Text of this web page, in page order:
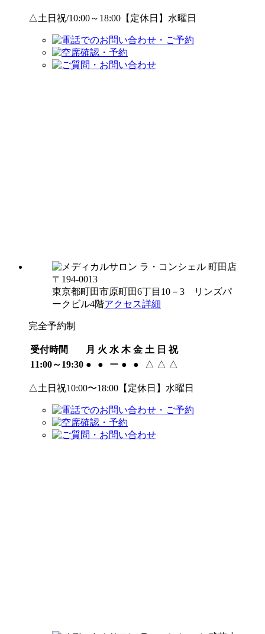
△土日祝/10:00～18:00【定休日】水曜日
〒194-0013
東京都町田市原町田6丁目10－3 リンズパ
ークビル4階アクセス詳細
完全予約制
受付時間 月 火 水 木 金 土 日 祝
11:00～19:30 ● ● ー ● ● △ △ △
△土日祝10:00〜18:00【定休日】水曜日